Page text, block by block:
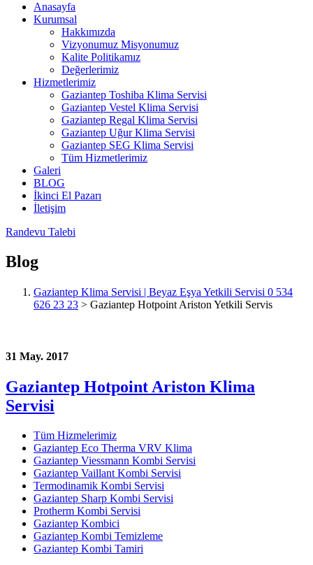
Anasayfa
Kurumsal
Hakkımızda
Vizyonumuz Misyonumuz
Kalite Politikamız
Değerlerimiz
Hizmetlerimiz
Gaziantep Toshiba Klima Servisi
Gaziantep Vestel Klima Servisi
Gaziantep Regal Klima Servisi
Gaziantep Uğur Klima Servisi
Gaziantep SEG Klima Servisi
Tüm Hizmetlerimiz
Galeri
BLOG
İkinci El Pazarı
İletişim
Randevu Talebi
Blog
Gaziantep Klima Servisi | Beyaz Eşya Yetkili Servisi 0 534
626 23 23 > Gaziantep Hotpoint Ariston Yetkili Servis
31 May. 2017
Gaziantep Hotpoint Ariston Klima
Servisi
Tüm Hizmelerimiz
Gaziantep Eco Therma VRV Klima
Gaziantep Viessmann Kombi Servisi
Gaziantep Vaillant Kombi Servisi
Termodinamik Kombi Servisi
Gaziantep Sharp Kombi Servisi
Protherm Kombi Servisi
Gaziantep Kombici
Gaziantep Kombi Temizleme
Gaziantep Kombi Tamiri